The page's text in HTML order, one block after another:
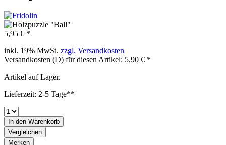
5,95 € *
inkl. 19% MwSt. zzgl. Versandkosten
Versandkosten (D) für diesen Artikel: 5,90 € *
Artikel auf Lager.
Lieferzeit: 2-5 Tage**
In den Warenkorb
Vergleichen
Merken